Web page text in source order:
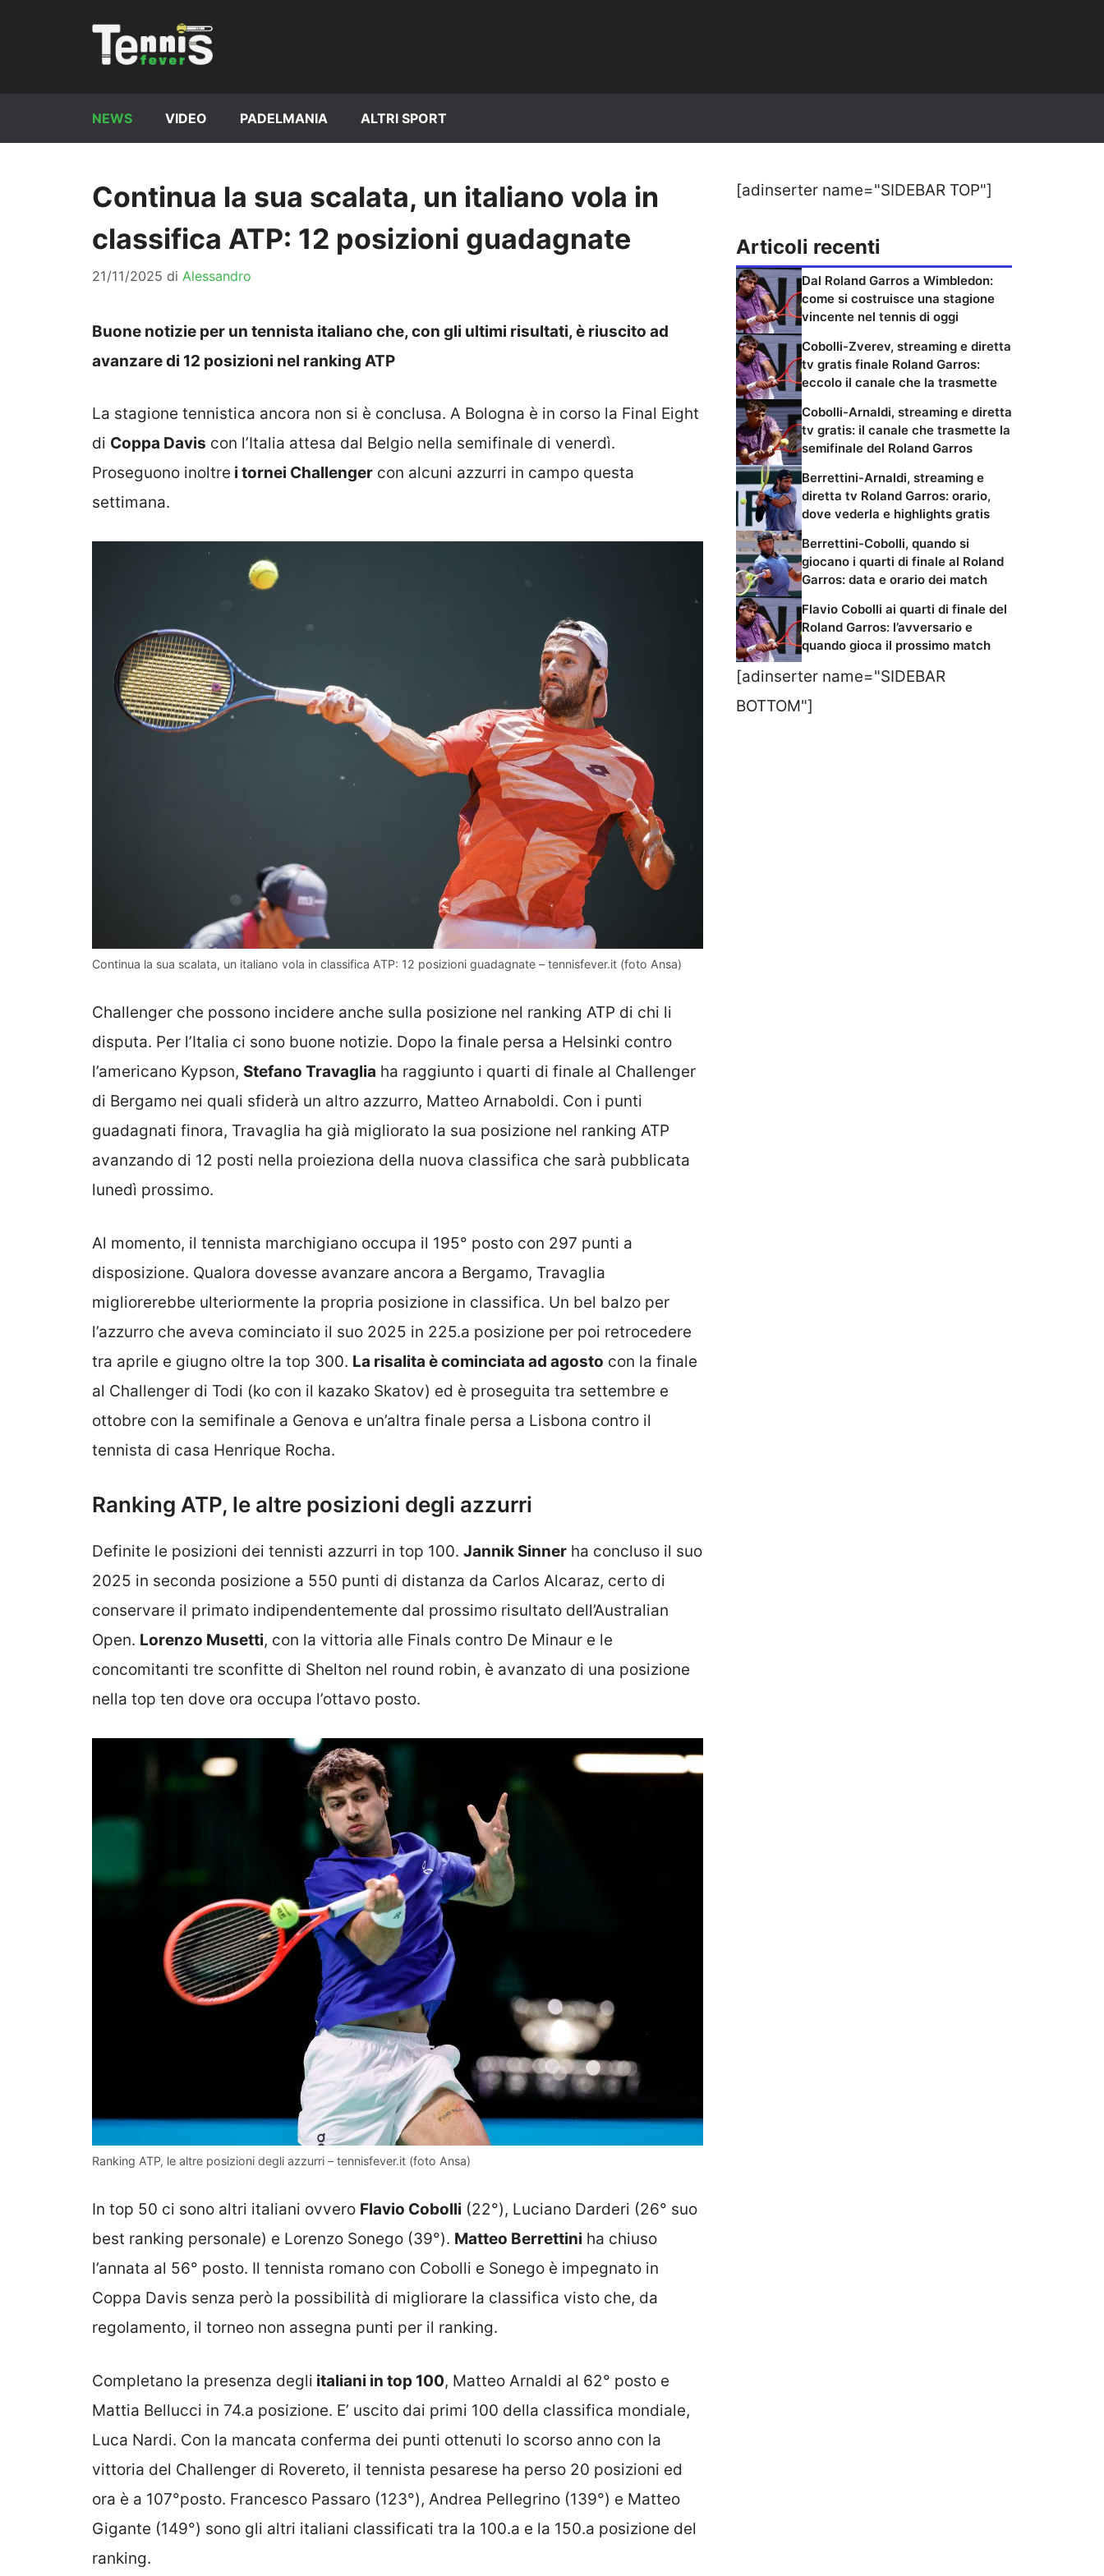
NEWS VIDEO PADELMANIA ALTRI SPORT
Continua la sua scalata, un italiano vola in
classifica ATP: 12 posizioni guadagnate
21/11/2025 di Alessandro
Buone notizie per un tennista italiano che, con gli ultimi risultati, è riuscito ad
avanzare di 12 posizioni nel ranking ATP
La stagione tennistica ancora non si è conclusa. A Bologna è in corso la Final Eight
di Coppa Davis con l’Italia attesa dal Belgio nella semifinale di venerdì.
Proseguono inoltre i tornei Challenger con alcuni azzurri in campo questa
settimana.
Continua la sua scalata, un italiano vola in classifica ATP: 12 posizioni guadagnate – tennisfever.it (foto Ansa)
Challenger che possono incidere anche sulla posizione nel ranking ATP di chi li
disputa. Per l’Italia ci sono buone notizie. Dopo la finale persa a Helsinki contro
l’americano Kypson, Stefano Travaglia ha raggiunto i quarti di finale al Challenger
di Bergamo nei quali sfiderà un altro azzurro, Matteo Arnaboldi. Con i punti
guadagnati finora, Travaglia ha già migliorato la sua posizione nel ranking ATP
avanzando di 12 posti nella proieziona della nuova classifica che sarà pubblicata
lunedì prossimo.
Al momento, il tennista marchigiano occupa il 195° posto con 297 punti a
disposizione. Qualora dovesse avanzare ancora a Bergamo, Travaglia
migliorerebbe ulteriormente la propria posizione in classifica. Un bel balzo per
l’azzurro che aveva cominciato il suo 2025 in 225.a posizione per poi retrocedere
tra aprile e giugno oltre la top 300. La risalita è cominciata ad agosto con la finale
al Challenger di Todi (ko con il kazako Skatov) ed è proseguita tra settembre e
ottobre con la semifinale a Genova e un’altra finale persa a Lisbona contro il
tennista di casa Henrique Rocha.
Ranking ATP, le altre posizioni degli azzurri
Definite le posizioni dei tennisti azzurri in top 100. Jannik Sinner ha concluso il suo
2025 in seconda posizione a 550 punti di distanza da Carlos Alcaraz, certo di
conservare il primato indipendentemente dal prossimo risultato dell’Australian
Open. Lorenzo Musetti, con la vittoria alle Finals contro De Minaur e le
concomitanti tre sconfitte di Shelton nel round robin, è avanzato di una posizione
nella top ten dove ora occupa l’ottavo posto.
Ranking ATP, le altre posizioni degli azzurri – tennisfever.it (foto Ansa)
In top 50 ci sono altri italiani ovvero Flavio Cobolli (22°), Luciano Darderi (26° suo
best ranking personale) e Lorenzo Sonego (39°). Matteo Berrettini ha chiuso
l’annata al 56° posto. Il tennista romano con Cobolli e Sonego è impegnato in
Coppa Davis senza però la possibilità di migliorare la classifica visto che, da
regolamento, il torneo non assegna punti per il ranking.
Completano la presenza degli italiani in top 100, Matteo Arnaldi al 62° posto e
Mattia Bellucci in 74.a posizione. E’ uscito dai primi 100 della classifica mondiale,
Luca Nardi. Con la mancata conferma dei punti ottenuti lo scorso anno con la
vittoria del Challenger di Rovereto, il tennista pesarese ha perso 20 posizioni ed
ora è a 107°posto. Francesco Passaro (123°), Andrea Pellegrino (139°) e Matteo
Gigante (149°) sono gli altri italiani classificati tra la 100.a e la 150.a posizione del
ranking.
[adinserter name="SIDEBAR TOP"]
Articoli recenti
Dal Roland Garros a Wimbledon:
come si costruisce una stagione
vincente nel tennis di oggi
Cobolli-Zverev, streaming e diretta
tv gratis finale Roland Garros:
eccolo il canale che la trasmette
Cobolli-Arnaldi, streaming e diretta
tv gratis: il canale che trasmette la
semifinale del Roland Garros
Berrettini-Arnaldi, streaming e
diretta tv Roland Garros: orario,
dove vederla e highlights gratis
Berrettini-Cobolli, quando si
giocano i quarti di finale al Roland
Garros: data e orario dei match
Flavio Cobolli ai quarti di finale del
Roland Garros: l’avversario e
quando gioca il prossimo match
[adinserter name="SIDEBAR
BOTTOM"]